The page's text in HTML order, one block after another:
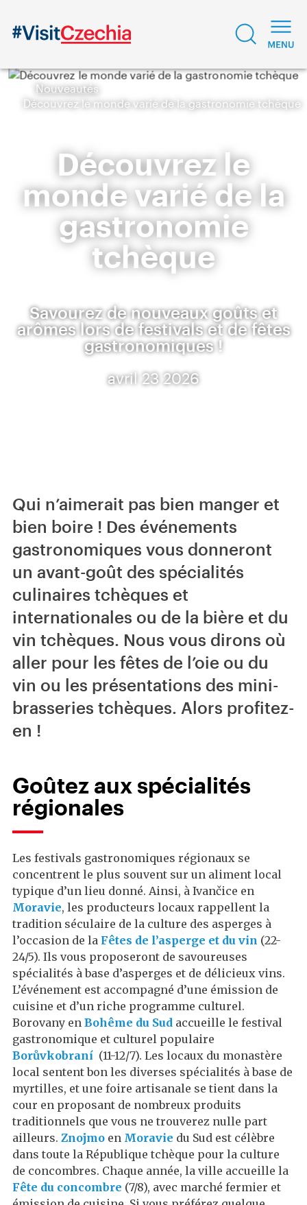
Nouveautés
Découvrez le monde varié de la gastronomie tchèque
Découvrez le
monde varié de la
gastronomie
tchèque
Savourez de nouveaux goûts et
arômes lors de festivals et de fêtes
gastronomiques !
avril 23 2026
Qui n’aimerait pas bien manger et
bien boire ! Des événements
gastronomiques vous donneront
un avant-goût des spécialités
culinaires tchèques et
internationales ou de la bière et du
vin tchèques. Nous vous dirons où
aller pour les fêtes de l’oie ou du
vin ou les présentations des mini-
brasseries tchèques. Alors profitez-
en !
Goûtez aux spécialités
régionales
Les festivals gastronomiques régionaux se
concentrent le plus souvent sur un aliment local
typique d’un lieu donné. Ainsi, à Ivančice en
Moravie, les producteurs locaux rappellent la
tradition séculaire de la culture des asperges à
l’occasion de la Fêtes de l’asperge et du vin (22-
24/5). Ils vous proposeront de savoureuses
spécialités à base d’asperges et de délicieux vins.
L’événement est accompagné d’une émission de
cuisine et d’un riche programme culturel.
Borovany en Bohême du Sud accueille le festival
gastronomique et culturel populaire
Borůvkobraní (11-12/7). Les locaux du monastère
local sentent bon les diverses spécialités à base de
myrtilles, et une foire artisanale se tient dans la
cour en proposant de nombreux produits
traditionnels que vous ne trouverez nulle part
ailleurs. Znojmo en Moravie du Sud est célèbre
dans toute la République tchèque pour la culture
de concombres. Chaque année, la ville accueille la
Fête du concombre (7/8), avec marché fermier et